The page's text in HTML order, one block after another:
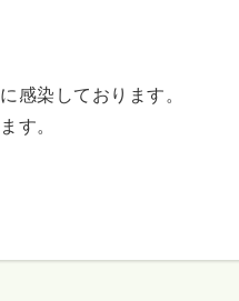
感染しております。
す。